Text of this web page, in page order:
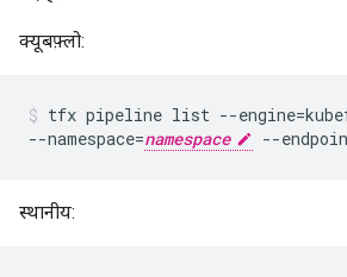
क्यूबफ़्लो:
tfx pipeline list --
--namespace=namespace --
स्थानीय: